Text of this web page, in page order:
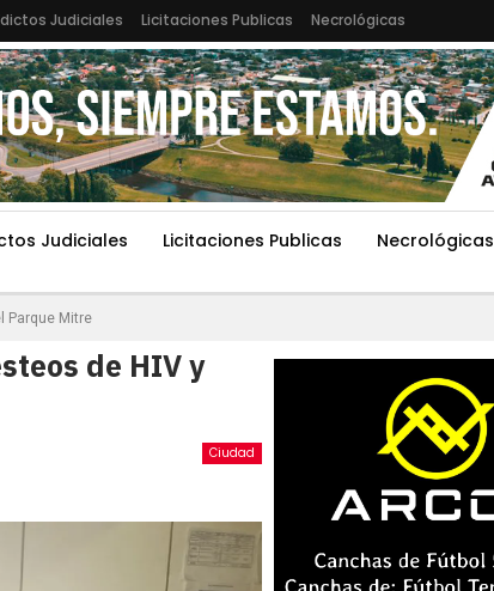
Judiciales Licitaciones Publicas Necrológicas
Judiciales Licitaciones Publicas Necrológicas
Parque Mitre
de HIV y
Ciudad